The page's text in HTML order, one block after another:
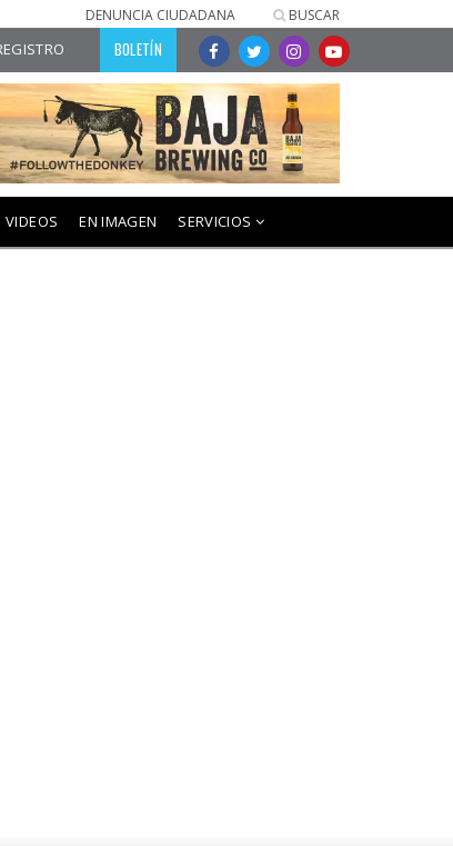
DENUNCIA CIUDADANA BUSCAR
BOLETÍN
VIDEOS EN IMAGEN SERVICIOS